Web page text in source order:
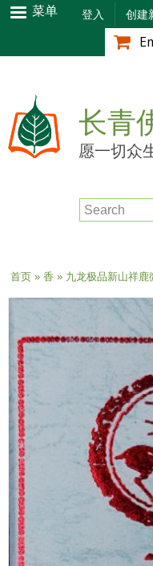
跳
转
到
内
容
菜单 登入 创建
长青
愿一切众
Search
当前位置
首页» 香 » 九龙极品新山祥鹿